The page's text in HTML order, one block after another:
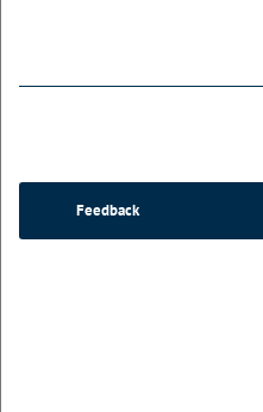
Feedback